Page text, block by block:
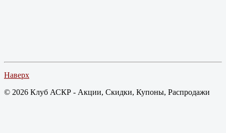
Наверх
© 2026 Клуб АСКР - Акции, Скидки, Купоны, Распродажи